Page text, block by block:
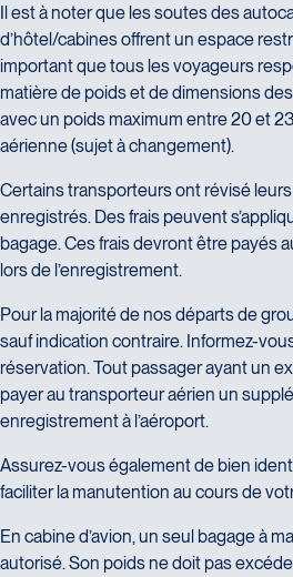
Il est à noter que les soutes des
d’hôtel/cabines offrent un espace
important que tous les voyageurs
matière de poids et de dimensions
avec un poids maximum entre 20 et
aérienne (sujet à changement).
Certains transporteurs ont révisé
enregistrés. Des frais peuvent
bagage. Ces frais devront être payés
lors de l’enregistrement.
Pour la majorité de nos départs de
sauf indication contraire. Informez-
réservation. Tout passager ayant un
payer au transporteur aérien un
enregistrement à l’aéroport.
Assurez-vous également de bien
faciliter la manutention au cours de
En cabine d’avion, un seul bagage à
autorisé. Son poids ne doit pas